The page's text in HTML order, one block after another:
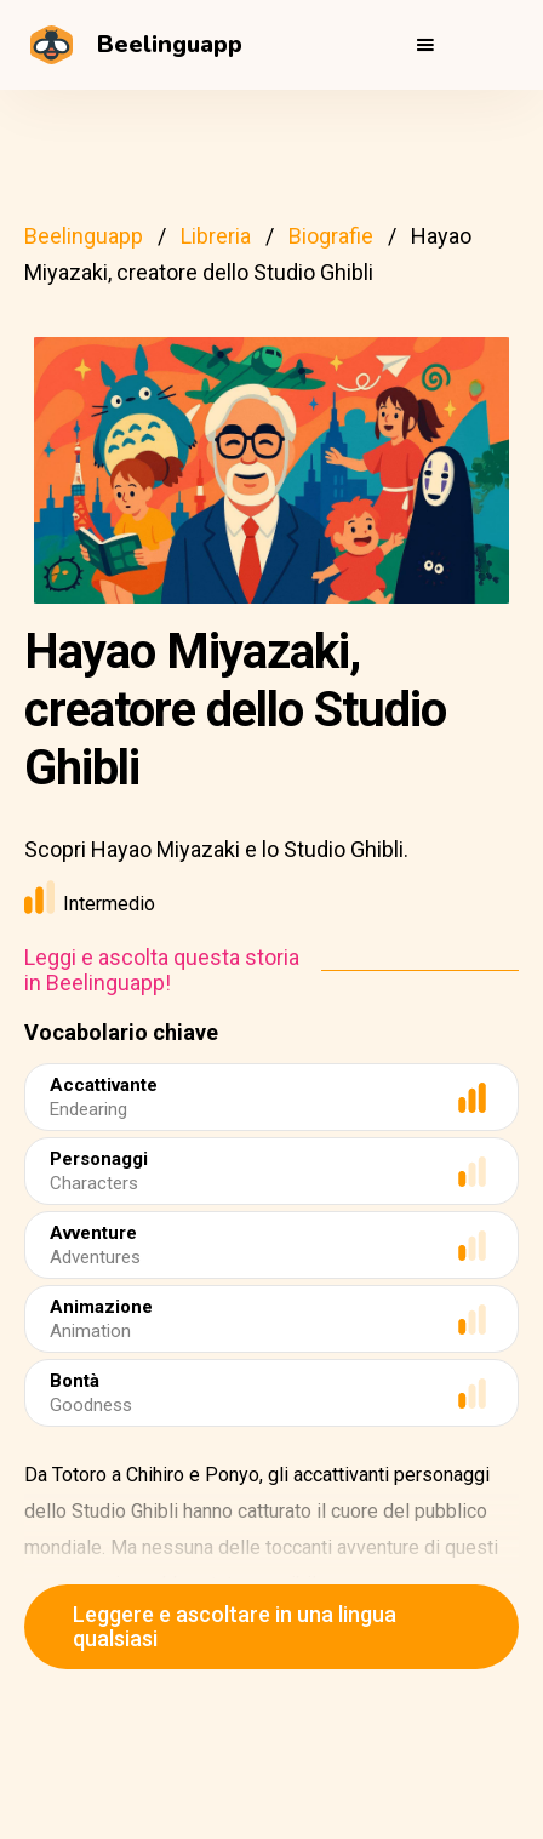
Beelinguapp
Beelinguapp Libreria Biografie
Hayao
Miyazaki, creatore dello Studio Ghibli
Vocabolario chiave
Accattivante
Endearing
Personaggi
Characters
Avventure
Adventures
Animazione
Animation
Bontà
Goodness
Hayao Miyazaki,
creatore dello Studio
Ghibli
Scopri Hayao Miyazaki e lo Studio Ghibli.
Intermedio
Leggi e ascolta questa storia
in Beelinguapp!
Da Totoro a Chihiro e Ponyo, gli accattivanti personaggi
dello Studio Ghibli hanno catturato il cuore del pubblico
mondiale. Ma nessuna delle toccanti avventure di questi
personaggi sarebbe stata possibile senza
l'immaginazione di Hayao Miyazaki.
Miyazaki è nato a Tokyo il 5 gennaio 1941.
Leggere e ascoltare in una lingua
qualsiasi